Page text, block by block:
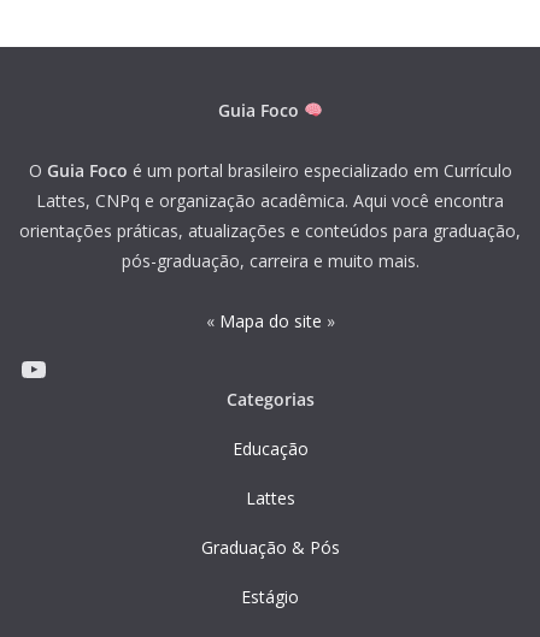
Guia Foco
O Guia Foco é um portal brasileiro especializado em Currículo
Lattes, CNPq e organização acadêmica. Aqui você encontra
orientações práticas, atualizações e conteúdos para graduação,
pós-graduação, carreira e muito mais.
« Mapa do site »
Youtube
Categorias
Educação
Lattes
Graduação & Pós
Estágio